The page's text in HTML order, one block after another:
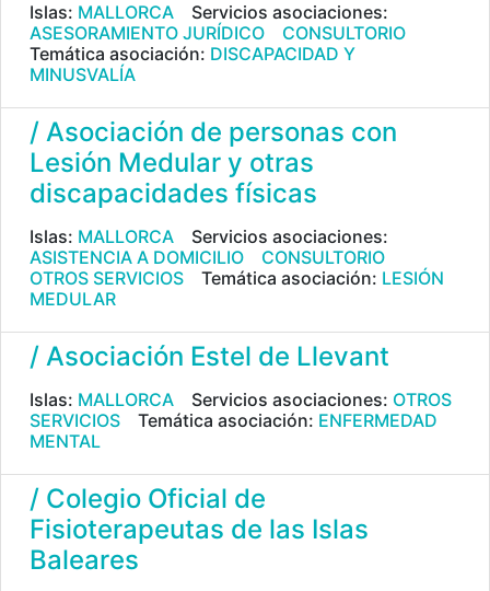
Islas: MALLORCA
Servicios asociaciones:
ASESORAMIENTO JURÍDICO
CONSULTORIO
Temática asociación: DISCAPACIDAD Y
MINUSVALÍA
/ Asociación de personas con
Lesión Medular y otras
discapacidades físicas
Islas: MALLORCA
Servicios asociaciones:
ASISTENCIA A DOMICILIO
CONSULTORIO
OTROS SERVICIOS
Temática asociación: LESIÓN
MEDULAR
/ Asociación Estel de Llevant
Islas: MALLORCA Servicios asociaciones: OTROS
SERVICIOS
Temática asociación: ENFERMEDAD
MENTAL
/ Colegio Oficial de
Fisioterapeutas de las Islas
Baleares